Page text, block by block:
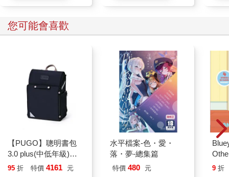
用「魔法電梯術」抵達臺北故宮博物院。
「我也聽見遊客們聚在一起討論，說外頭颳起了怪風。」丹青點
「聽說風速比颱風還強呢。」阿定張大眼睛說。
於是他們一起走進展出陶瓷器的陳列室，來到青花穿蓮龍紋天球
瓶前。
「青龍，你在嗎？」娃娃率先開口問。
「我一直都在啊！」青龍從瓶身的表面上浮凸起來，笑著用心語
「最近世界各地都颳起狂風，甚至是龍捲風，這跟你有沒有關
係？」娃娃直接拋出問題。
「沒有。」青龍納悶的說：「你們怎會認為這件事跟我有關？」
您可能會喜歡
【PUGO】聰明書包
3.0 plus(中低年級)酷
黑 全新進化玩美上市
95 折 特價 4161 元
水平檔案-色・愛・
落・夢-總集篇
特價 480 元 9 折